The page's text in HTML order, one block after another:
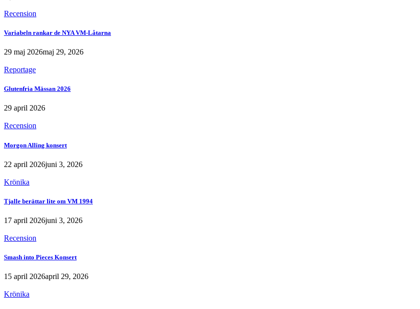
Recension
Variabeln rankar de NYA VM-Låtarna
29 maj 2026maj 29, 2026
Reportage
Glutenfria Mässan 2026
29 april 2026
Recension
Morgon Alling konsert
22 april 2026juni 3, 2026
Krönika
Tjalle berättar lite om VM 1994
17 april 2026juni 3, 2026
Recension
Smash into Pieces Konsert
15 april 2026april 29, 2026
Krönika